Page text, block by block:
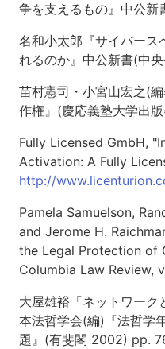
争を支えるもの』中公新
名和小太郎『サイバース
れるのか』中公新書(中
苗村憲司・小宮山宏之(
作権』(慶応義塾大学出
Fully Licensed GmbH,
Activation: A Fully
http://
Pamela Samuelson,
and Jerome H.
the Legal Protection of
Columbia Law Review,
大屋雄裕「ネットワーク
本法哲学会(編)『法哲学
題』(有斐閣 2002) pp.